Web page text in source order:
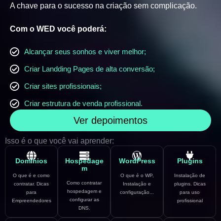
A chave para o sucesso na criação sem complicação.
Com o WED você poderá:
Alcançar seus sonhos e viver melhor;
Criar Landding Pages de alta conversão;
Criar sites profissionais;
Criar estrutura de venda profissional.
Ver depoimentos
Isso é o que você vai aprender:
Domínios
O que é e como
contratar. Dicas
para
Empreendedores
Hospedage
m
Como contratar
hospedagem e
configurar as
DNS.
WordPress
O que é o WP,
Instalação e
configuração...
Plugins
Instalação de
plugins. Dicas
para uso
profissional